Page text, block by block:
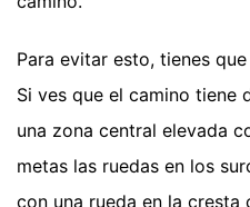
Para evitar esto, tienes
Si ves que el camino tiene
una zona central elevada
metas las ruedas en los
con una rueda en la